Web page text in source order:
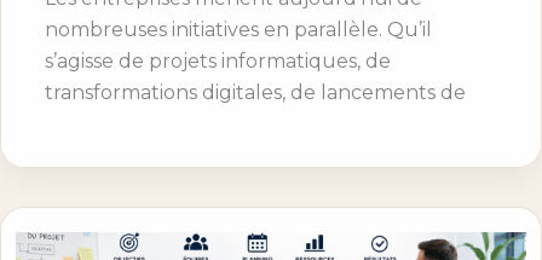
nombreuses initiatives en parallèle. Qu’il
s’agisse de projets informatiques, de
transformations digitales, de lancements de